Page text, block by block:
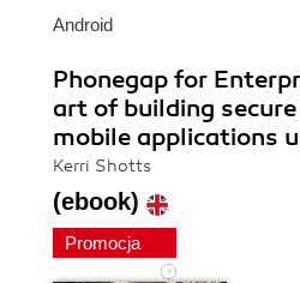
Android
Phonegap for
art of building
mobile applications
Kerri Shotts
(ebook)
Promocja